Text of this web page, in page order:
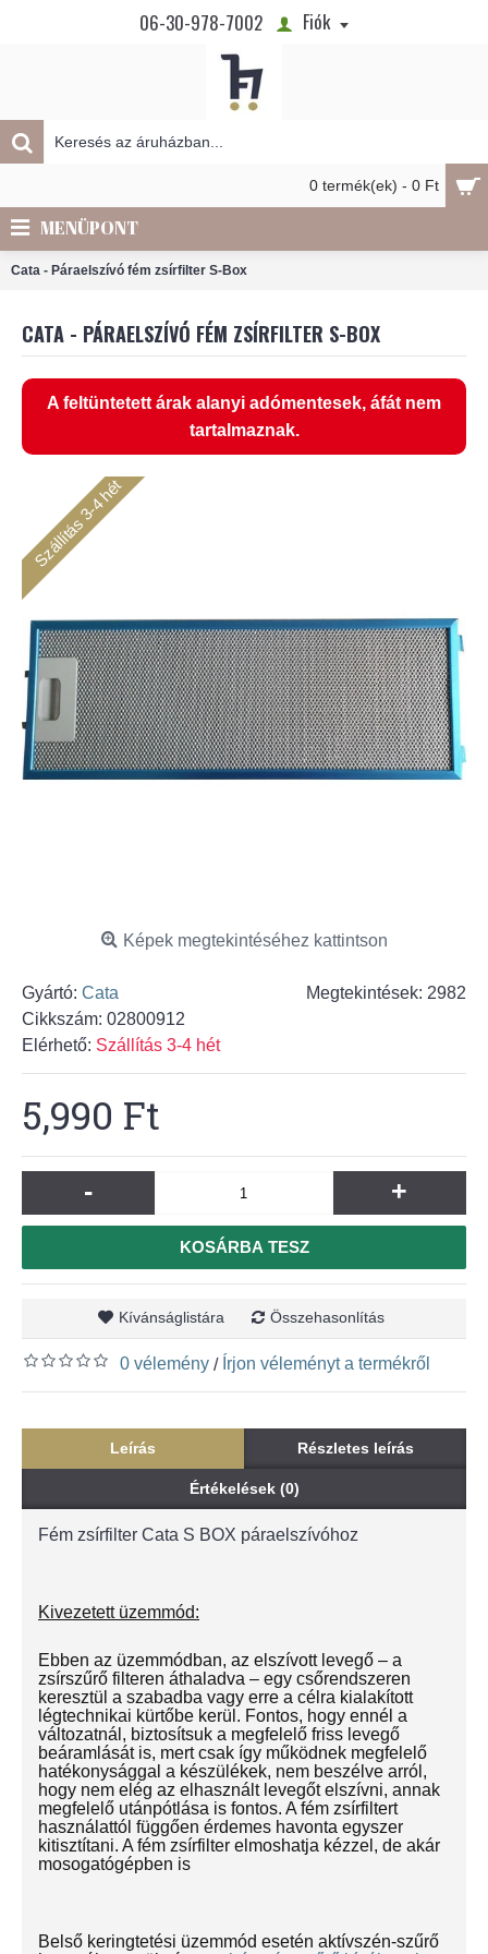
06-30-978-7002 Fiók
0 termék(ek) - 0 Ft
MENÜPONT
Cata - Páraelszívó fém zsírfilter S-Box
CATA - PÁRAELSZÍVÓ FÉM ZSÍRFILTER S-BOX
A feltüntetett árak alanyi adómentesek, áfát nem
tartalmaznak.
Szállítás 3-4 hét
Képek megtekintéséhez kattintson
Megtekintések: 2982
Gyártó: Cata
Cikkszám: 02800912
Elérhető: Szállítás 3-4 hét
5,990 Ft
- +
KOSÁRBA TESZ
Kívánságlistára Összehasonlítás
0 vélemény / Írjon véleményt a termékről
Leírás Részletes leírás
Értékelések (0)
Fém zsírfilter Cata S BOX páraelszívóhoz
Kivezetett üzemmód:
Ebben az üzemmódban, az elszívott levegő – a
zsírszűrő filteren áthaladva – egy csőrendszeren
keresztül a szabadba vagy erre a célra kialakított
légtechnikai kürtőbe kerül. Fontos, hogy ennél a
változatnál, biztosítsuk a megfelelő friss levegő
beáramlását is, mert csak így működnek megfelelő
hatékonysággal a készülékek, nem beszélve arról,
hogy nem elég az elhasznált levegőt elszívni, annak
megfelelő utánpótlása is fontos. A fém zsírfiltert
használattól függően érdemes havonta egyszer
kitisztítani. A fém zsírfilter elmoshatja kézzel, de akár
mosogatógépben is
Belső keringtetési üzemmód esetén aktívszén-szűrő